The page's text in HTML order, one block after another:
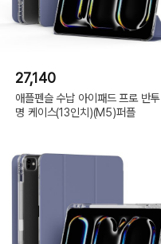
27,140
애플펜슬 수납 아이패드 프로 반투
명 케이스(13인치)(M5)퍼플